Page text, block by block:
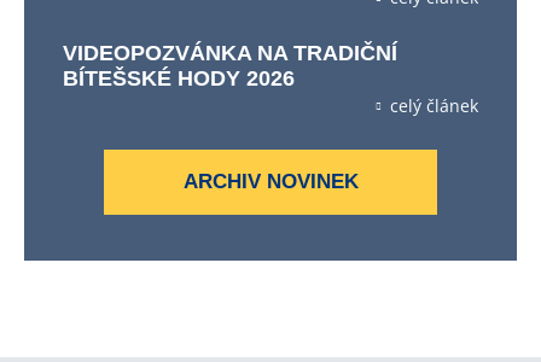
VIDEOPOZVÁNKA NA TRADIČNÍ
BÍTEŠSKÉ HODY 2026
celý článek
ARCHIV NOVINEK